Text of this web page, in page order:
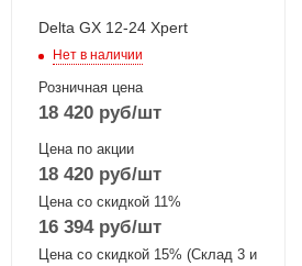
Delta GX 12-24 Xpert
Нет в наличии
Розничная цена
18 420 руб/шт
Цена по акции
18 420 руб/шт
Цена со скидкой 11%
16 394руб/шт
Цена со скидкой 15% (Склад 3 и